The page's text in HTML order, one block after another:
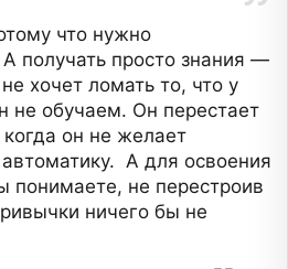
что нужно
получать просто знания —
хочет ломать то, что у
не обучаем. Он перестает
он не желает
А для освоения
понимаете, не перестроив
ничего бы не